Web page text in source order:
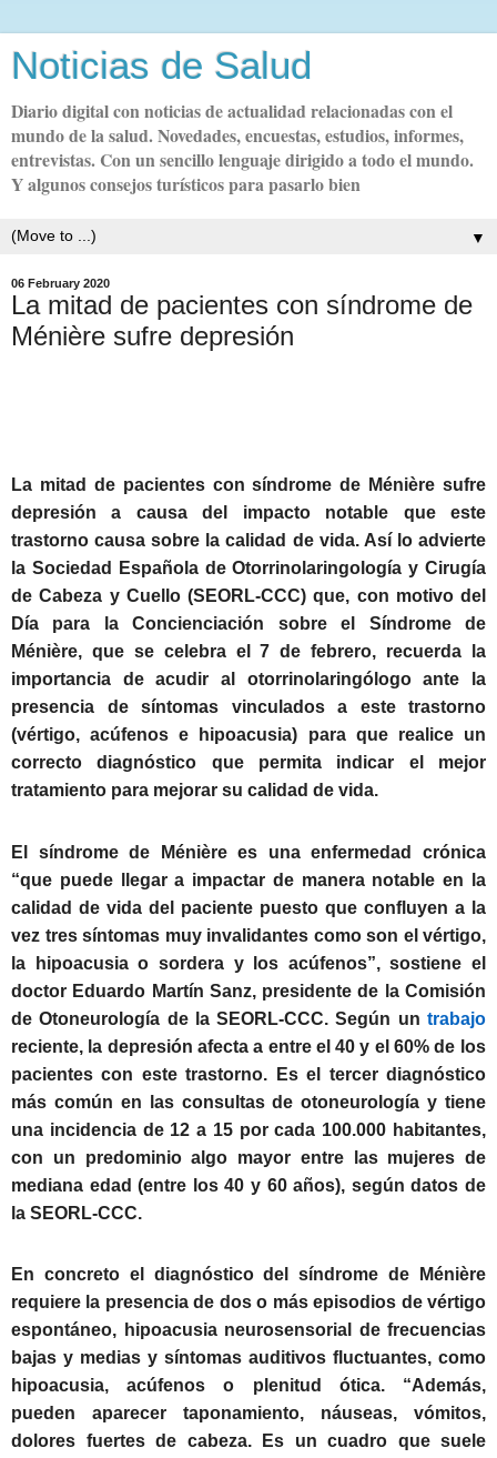
Noticias de Salud
Diario digital con noticias de actualidad relacionadas con el
mundo de la salud. Novedades, encuestas, estudios, informes,
entrevistas. Con un sencillo lenguaje dirigido a todo el mundo.
Y algunos consejos turísticos para pasarlo bien
▼
06 February 2020
La mitad de pacientes con síndrome de
Ménière sufre depresión
La mitad de pacientes con síndrome de Ménière sufre
depresión a causa del impacto notable que este
trastorno causa sobre la calidad de vida. Así lo advierte
la Sociedad Española de Otorrinolaringología y Cirugía
de Cabeza y Cuello (SEORL-CCC) que, con motivo del
Día para la Concienciación sobre el Síndrome de
Ménière, que se celebra el 7 de febrero, recuerda la
importancia de acudir al otorrinolaringólogo ante la
presencia de síntomas vinculados a este trastorno
(vértigo, acúfenos e hipoacusia) para que realice un
correcto diagnóstico que permita indicar el mejor
tratamiento para mejorar su calidad de vida.
El síndrome de Ménière es una enfermedad crónica
“que puede llegar a impactar de manera notable en la
calidad de vida del paciente puesto que confluyen a la
vez tres síntomas muy invalidantes como son el vértigo,
la hipoacusia o sordera y los acúfenos”, sostiene el
doctor Eduardo Martín Sanz, presidente de la Comisión
de Otoneurología de la SEORL-CCC. Según un trabajo
reciente, la depresión afecta a entre el 40 y el 60% de los
pacientes con este trastorno. Es el tercer diagnóstico
más común en las consultas de otoneurología y tiene
una incidencia de 12 a 15 por cada 100.000 habitantes,
con un predominio algo mayor entre las mujeres de
mediana edad (entre los 40 y 60 años), según datos de
la SEORL-CCC.
En concreto el diagnóstico del síndrome de Ménière
requiere la presencia de dos o más episodios de vértigo
espontáneo, hipoacusia neurosensorial de frecuencias
bajas y medias y síntomas auditivos fluctuantes, como
hipoacusia, acúfenos o plenitud ótica. “Además,
pueden aparecer taponamiento, náuseas, vómitos,
dolores fuertes de cabeza. Es un cuadro que suele